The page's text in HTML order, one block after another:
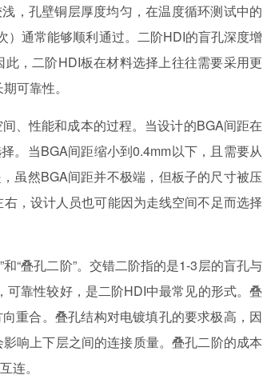
，孔壁铜层厚度均匀，在温度循环测试中的
）通常能够顺利通过。二阶HDI的盲孔深度增
，二阶HDI板在材料选择上往往需要采用更
可靠性。
、性能和成本的过程。当设计的BGA间距在
。当BGA间距缩小到0.4mm以下，且需要从
虽然BGA间距并不极端，但板子的尺寸被压
，设计人员也可能因为走线空间不足而选择
“叠孔二阶”。交错二阶指的是1-3层的盲孔与
靠性较好，是二阶HDI中最常见的形式。叠
重合。叠孔结构对电镀填孔的要求极高，因
响上下层之间的连接质量。叠孔二阶的成本
连。